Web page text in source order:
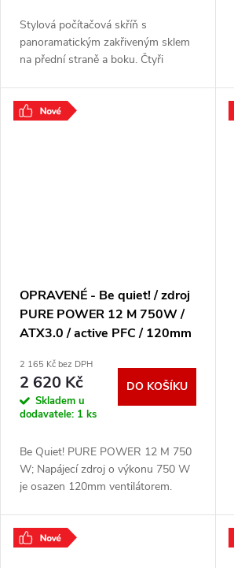
Stylová počítačová skříň s
panoramatickým zakřiveným sklem
na přední straně a boku. Čtyři
vestavěný PWM a ARGB hub pro
OPRAVENÉ - Be quiet! / zdroj
PURE POWER 12 M 750W /
ATX3.0 / active PFC / 120mm
BN343-VYP
2 165 Kč bez DPH
2 620 Kč
Skladem u
dodavatele: 1 ks
DO KOŠÍKU
Be Quiet! PURE POWER 12 M 750
W; Napájecí zdroj o výkonu 750 W
je osazen 120mm ventilátorem.
Výkon 750 W; Velikost